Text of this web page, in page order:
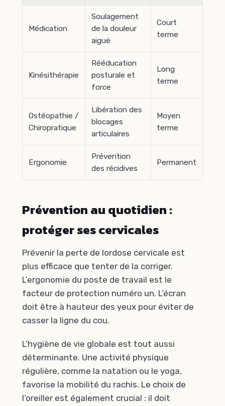
Médication
Soulagement
de la douleur
aiguë
Court
terme
Kinésithérapie
Rééducation
posturale et
force
Long
terme
Ostéopathie /
Chiropratique
Libération des
blocages
articulaires
Moyen
terme
Ergonomie
Prévention
des récidives
Permanent
Prévention au quotidien :
protéger ses cervicales
Prévenir la perte de lordose cervicale est
plus efficace que tenter de la corriger.
L’ergonomie du poste de travail est le
facteur de protection numéro un. L’écran
doit être à hauteur des yeux pour éviter de
casser la ligne du cou.
L’hygiène de vie globale est tout aussi
déterminante. Une activité physique
régulière, comme la natation ou le yoga,
favorise la mobilité du rachis. Le choix de
l’oreiller est également crucial : il doit